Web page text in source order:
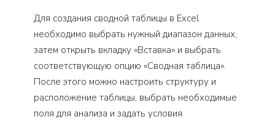
Для создания сводной таблицы в Excel
необходимо выбрать нужный диапазон данных,
затем открыть вкладку «Вставка» и выбрать
соответствующую опцию «Сводная таблица».
После этого можно настроить структуру и
расположение таблицы, выбрать необходимые
поля для анализа и задать условия